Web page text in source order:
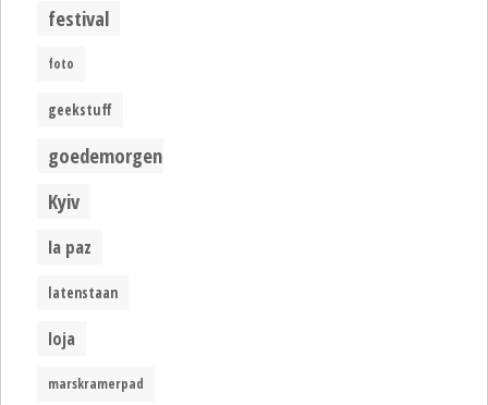
festival
foto
geekstuff
goedemorgen
Kyiv
la paz
latenstaan
loja
marskramerpad